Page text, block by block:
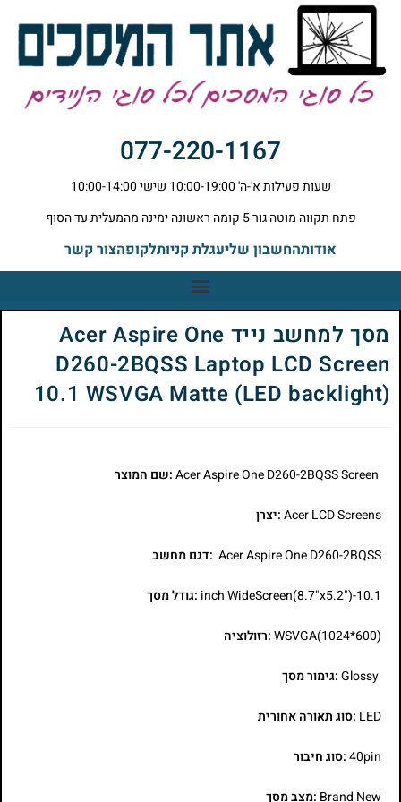
077-220-1167
שעות פעילות א'-ה' 10:00-19:00 שישי 10:00-14:00
פתח תקווה מוטה גור 5 קומה ראשונה ימינה מהמעלית עד הסוף
אודותהחשבון שליעגלת קניותלקופהצור קשר
מסך למחשב נייד Acer Aspire One
D260-2BQSS Laptop LCD Screen
10.1 WSVGA Matte (LED backlight)
:שם המוצר
Acer LCD Screens:יצרן
Acer Aspire One D260-2BQSS :דגם מחשב
10.1-inch WideScreen(8.7"x5.2") :גודל מסך
WSVGA(1024*600):רזולוציה
Glossy:גימור מסך
LED :סוג תאורה אחורית
40pin:סוג חיבור
Brand New :מצב מסך